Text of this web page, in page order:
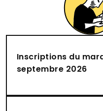
Inscriptions du
septembre 2026